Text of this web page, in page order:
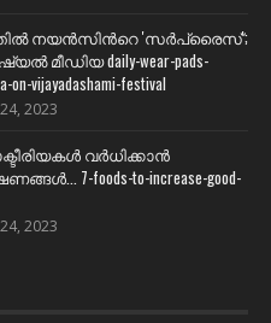
നയന്‍സിന്‍റെ 'സര്‍പ്രൈസ്';
മീഡിയ daily-wear-pads-
on-vijayadashami-festival
2023
വര്‍ധിക്കാന്‍
7-foods-to-increase-good-
2023